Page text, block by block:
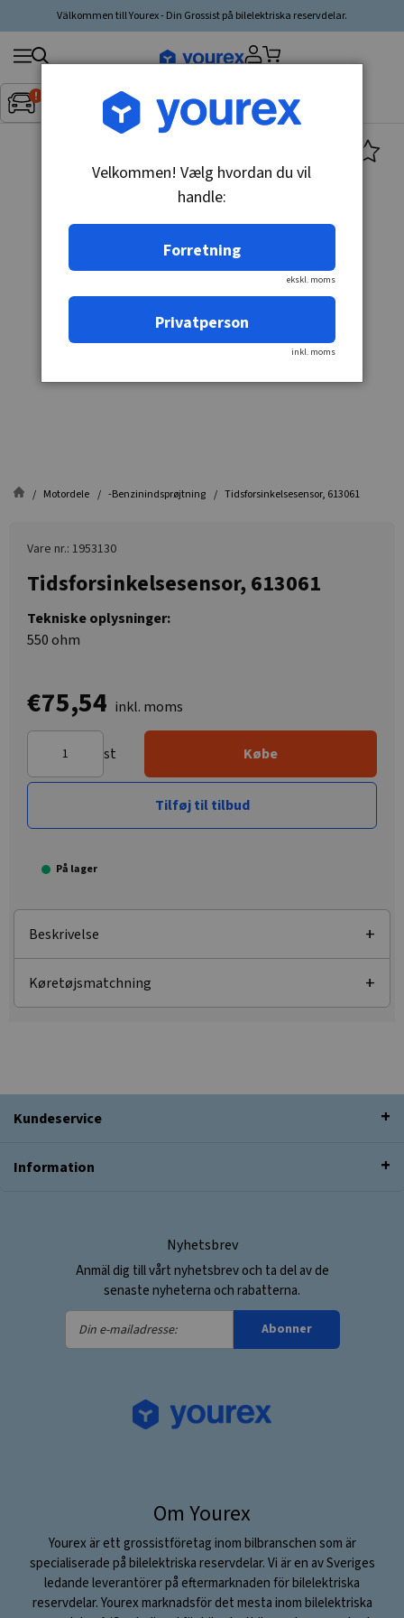
Välkommen till Yourex - Din Grossist på bilelektriska reservdelar.
Inget fordon valt▼
Søg
produkt,
producent,
Motordele -Benzinindsprøjtning Tidsforsinkelsesensor, 613061
Vare nr.: 1953130
Tidsforsinkelsesensor, 613061
Tekniske oplysninger:
550 ohm
€75,54 inkl. moms
st Købe
Tilføj til tilbud
På lager
Beskrivelse
Køretøjsmatchning
Kundeservice
Information
Nyhetsbrev
Anmäl dig till vårt nyhetsbrev och ta del av de
senaste nyheterna och rabatterna.
Din
e-
Abonner
Om Yourex
Yourex är ett grossistföretag inom bilbranschen som är
specialiserade på bilelektriska reservdelar. Vi är en av Sveriges
ledande leverantörer på eftermarknaden för bilelektriska
reservdelar. Yourex marknadsför det mesta inom bilelektriska
Velkommen! Vælg hvordan du vil
handle:
Forretning
ekskl. moms
Privatperson
inkl. moms